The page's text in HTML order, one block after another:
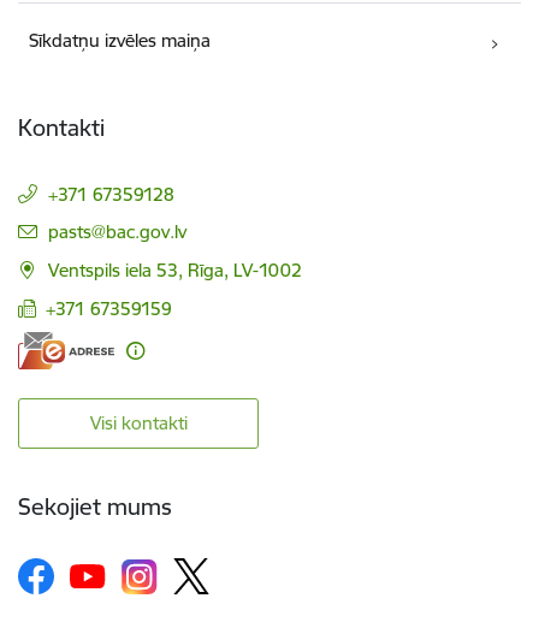
Sīkdatņu izvēles maiņa
Kontakti
+371 67359128
E-pasts:
pasts@bac.gov.lv
Ventspils iela 53, Rīga, LV-1002
+371 67359159
Visi kontakti
Sekojiet mums